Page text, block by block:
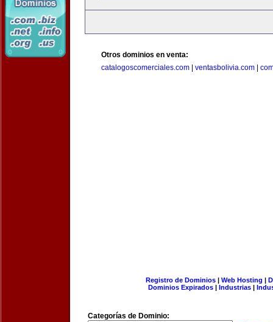
Otros dominios en venta:
catalogoscomerciales.com
ventasbolivia.com
Registro de Dominios| Web Hosting |
Dominios Expirados | Industrias |
Categorías de Dominio: